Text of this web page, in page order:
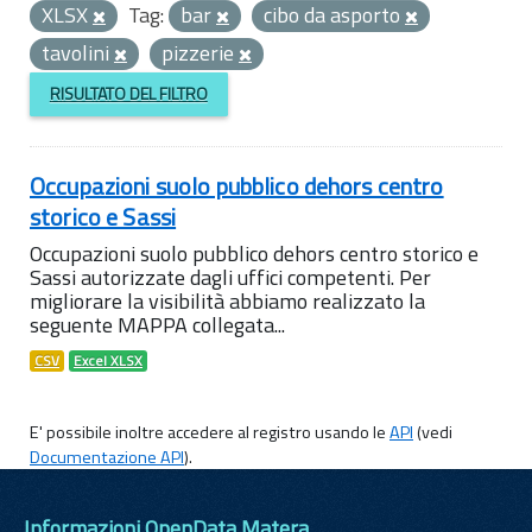
XLSX
Tag: bar
cibo da asporto
tavolini
pizzerie
RISULTATO DEL FILTRO
Occupazioni suolo pubblico dehors centro
storico e Sassi
Occupazioni suolo pubblico dehors centro storico e
Sassi autorizzate dagli uffici competenti. Per
migliorare la visibilità abbiamo realizzato la
seguente MAPPA collegata...
CSV Excel XLSX
E' possibile inoltre accedere al registro usando leAPI(vedi
Documentazione API).